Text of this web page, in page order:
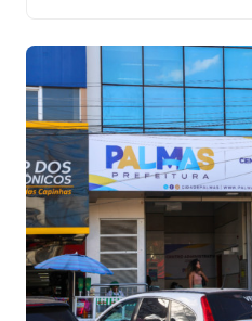
solenidade de inauguração
entidade. […]